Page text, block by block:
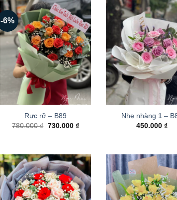
-6%
Rực rỡ – B89
780.000₫ Giá
730.000 ₫Giá
730.000 ₫.
Nhẹ nhàng 1 –
450.000 ₫